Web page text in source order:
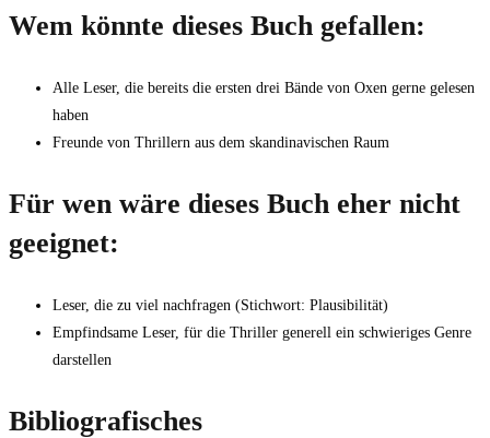
Wem könnte dieses Buch gefallen:
Alle Leser, die bereits die ersten drei Bände von Oxen gerne gelesen
haben
Freunde von Thrillern aus dem skandinavischen Raum
Für wen wäre dieses Buch eher nicht
geeignet:
Leser, die zu viel nachfragen (Stichwort: Plausibilität)
Empfindsame Leser, für die Thriller generell ein schwieriges Genre
darstellen
Bibliografisches